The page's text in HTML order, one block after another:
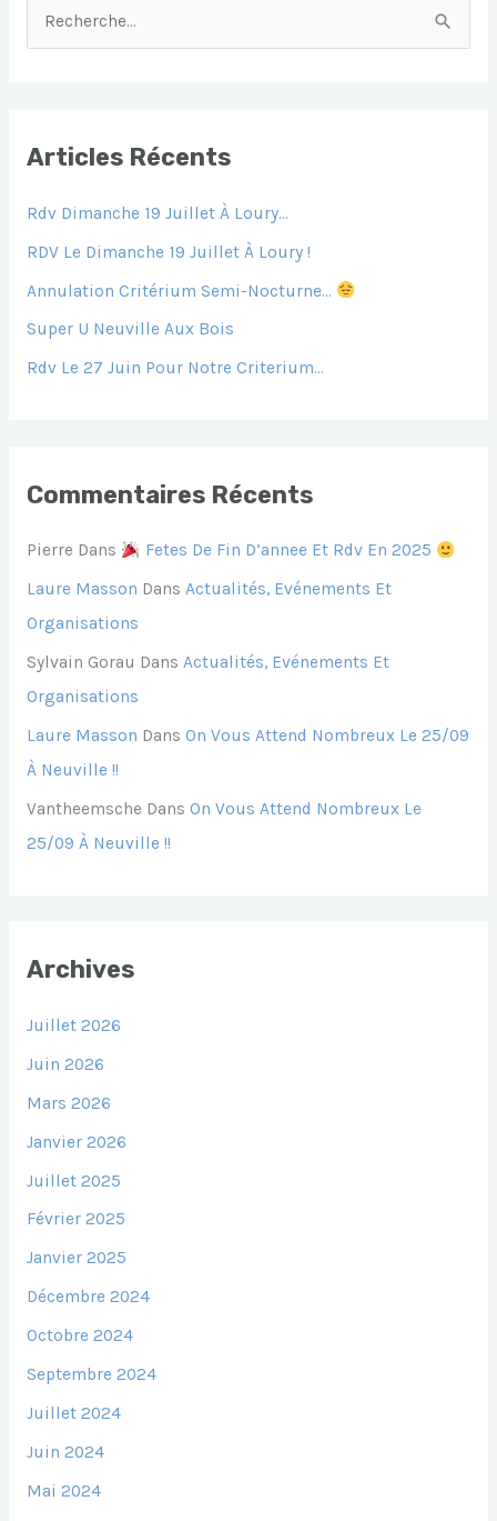
E
E
C
H
E
R
Articles Récents
Rdv Dimanche 19 Juillet À Loury…
RDV Le Dimanche 19 Juillet À Loury !
Annulation Critérium Semi-Nocturne…
Super U Neuville Aux Bois
Rdv Le 27 Juin Pour Notre Criterium…
Commentaires Récents
Pierre Dans
Fetes De Fin D’annee Et Rdv En 2025
Laure Masson Dans Actualités, Evénements Et
Organisations
Sylvain Gorau Dans Actualités, Evénements Et
Organisations
Laure Masson Dans On Vous Attend Nombreux Le 25/09
À Neuville !!
Vantheemsche Dans On Vous Attend Nombreux Le
25/09 À Neuville !!
Archives
Juillet 2026
Juin 2026
Mars 2026
Janvier 2026
Juillet 2025
Février 2025
Janvier 2025
Décembre 2024
Octobre 2024
Septembre 2024
Juillet 2024
Juin 2024
Mai 2024